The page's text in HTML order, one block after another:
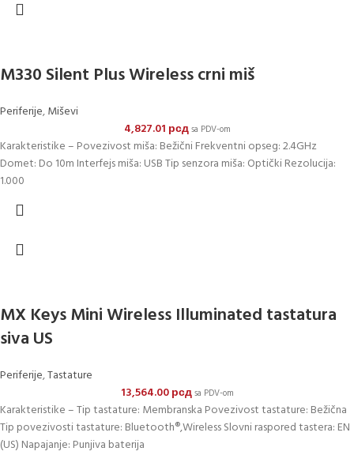
M330 Silent Plus Wireless crni miš
Periferije,Miševi
4,827.01 рсдsa PDV-om
Karakteristike – Povezivost miša: Bežični Frekventni opseg: 2.4GHz
Domet: Do 10m Interfejs miša: USB Tip senzora miša: Optički Rezolucija:
1.000
MX Keys Mini Wireless Illuminated tastatura
siva US
Periferije,Tastature
13,564.00рсдsa PDV-om
Karakteristike – Tip tastature: Membranska Povezivost tastature: Bežična
Tip povezivosti tastature: Bluetooth®,Wireless Slovni raspored tastera: EN
(US) Napajanje: Punjiva baterija